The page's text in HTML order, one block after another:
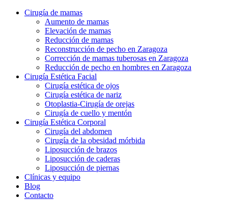
Cirugía de mamas
Aumento de mamas
Elevación de mamas
Reducción de mamas
Reconstrucción de pecho en Zaragoza
Corrección de mamas tuberosas en Zaragoza
Reducción de pecho en hombres en Zaragoza
Cirugía Estética Facial
Cirugía estética de ojos
Cirugía estética de nariz
Otoplastia-Cirugía de orejas
Cirugía de cuello y mentón
Cirugía Estética Corporal
Cirugía del abdomen
Cirugía de la obesidad mórbida
Liposucción de brazos
Liposucción de caderas
Liposucción de piernas
Clínicas y equipo
Blog
Contacto